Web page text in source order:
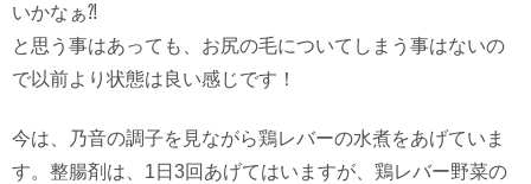
いかなぁ⁈
と思う事はあっても、お尻の毛についてしまう事はないの
で以前より状態は良い感じです！
今は、乃音の調子を見ながら鶏レバーの水煮をあげていま
す。整腸剤は、1日3回あげてはいますが、鶏レバー野菜の